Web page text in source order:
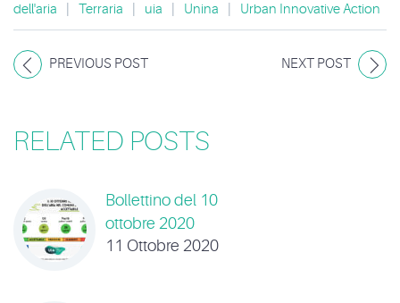
dell'aria
Terraria uia Unina Urban Innovative Action
PREVIOUS POST NEXT POST
RELATED POSTS
Bollettino del 10
ottobre 2020
11 Ottobre 2020